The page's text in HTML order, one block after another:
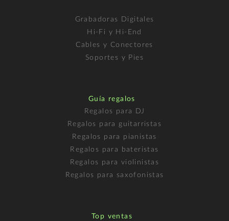
Grabadoras Digitales
Hi-Fi y Hi-End
Cables y Conectores
Soportes y Pies
Guía regalos
Regalos para DJ
Regalos para guitarristas
Regalos para pianistas
Regalos para bateristas
Regalos para violinistas
Regalos para saxofonistas
Top ventas